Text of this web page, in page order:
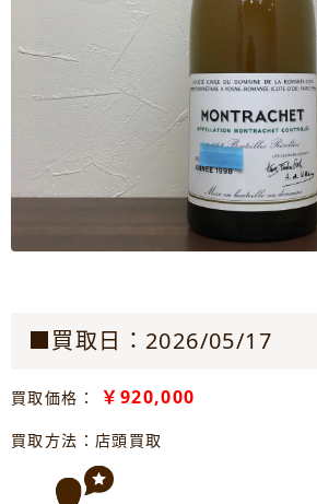
■買取日：2026/05/17
買取価格： ￥920,000
買取方法：店頭買取